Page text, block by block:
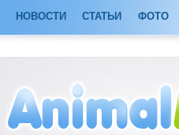
НОВОСТИ СТАТЬИ ФОТО